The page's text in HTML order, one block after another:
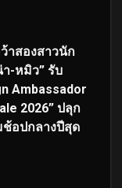
าสองสาวนัก
-หมิว” รับ
Ambassador
2026” ปลุก
ช้อปกลางปีสุด